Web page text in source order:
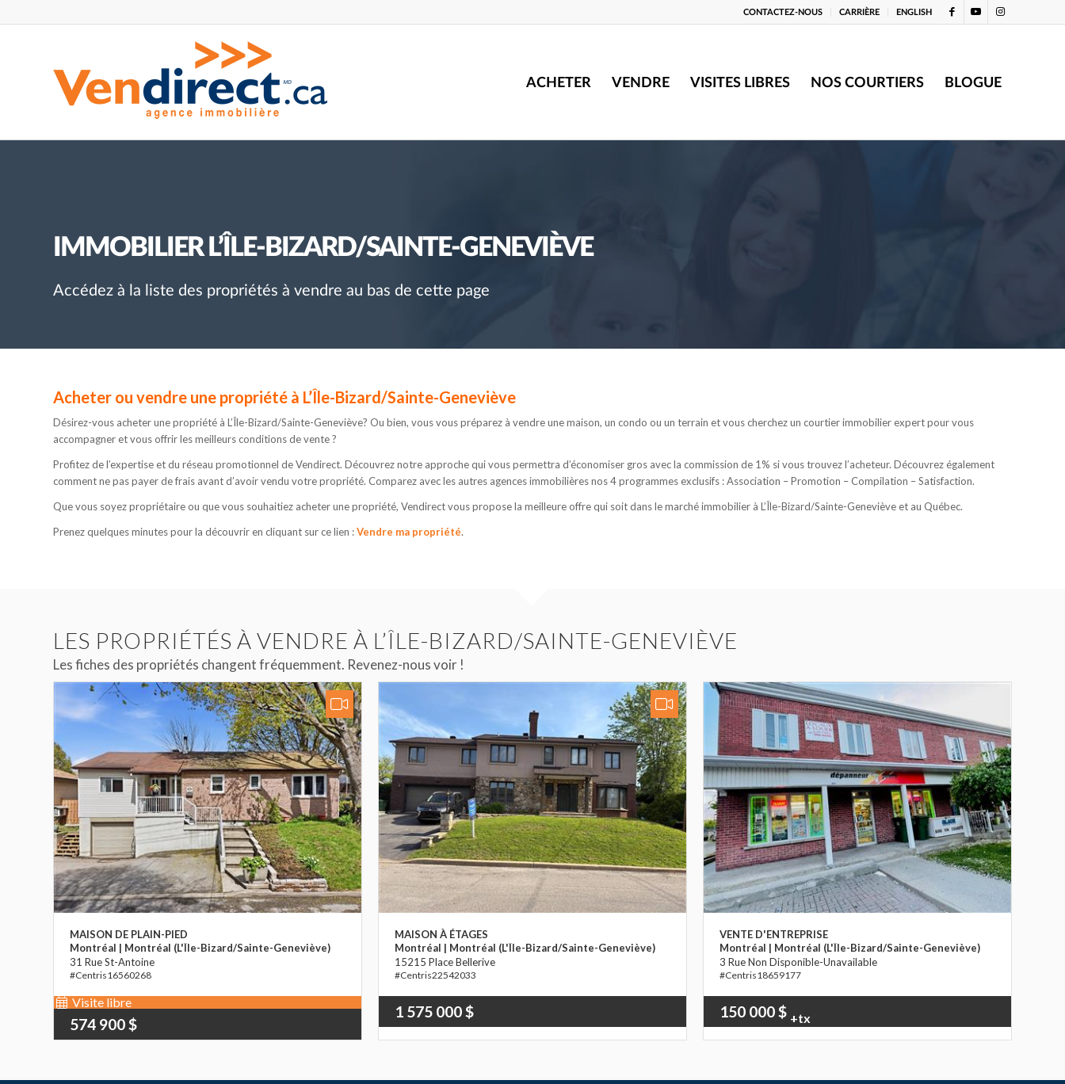
CONTACTEZ-NOUS CARRIÈRE ENGLISH
ACHETER VENDRE VISITES LIBRES NOS COURTIERS BLOGUE
IMMOBILIER L’ÎLE-BIZARD/SAINTE-GENEVIÈVE
Accédez à la liste des propriétés à vendre au bas de cette page
Acheter ou vendre une propriété à L’Île-Bizard/Sainte-Geneviève
Désirez-vous acheter une propriété à L’Île-Bizard/Sainte-Geneviève? Ou bien, vous vous préparez à vendre une maison, un condo ou un terrain et vous cherchez un courtier immobilier expert pour vous
accompagner et vous offrir les meilleurs conditions de vente ?
Profitez de l’expertise et du réseau promotionnel de Vendirect. Découvrez notre approche qui vous permettra d’économiser gros avec la commission de 1% si vous trouvez l’acheteur. Découvrez également
comment ne pas payer de frais avant d’avoir vendu votre propriété. Comparez avec les autres agences immobilières nos 4 programmes exclusifs : Association – Promotion – Compilation – Satisfaction.
Que vous soyez propriétaire ou que vous souhaitiez acheter une propriété, Vendirect vous propose la meilleure offre qui soit dans le marché immobilier à L’Île-Bizard/Sainte-Geneviève et au Québec.
Prenez quelques minutes pour la découvrir en cliquant sur ce lien :Vendre ma propriété.
LES PROPRIÉTÉS À VENDRE À L’ÎLE-BIZARD/SAINTE-GENEVIÈVE
Les fiches des propriétés changent fréquemment. Revenez-nous voir !
MAISON DE PLAIN-PIED
Montréal | Montréal (L'Île-Bizard/Sainte-Geneviève)
31 Rue St-Antoine
16560268
Visite libre
574 900 $
MAISON À ÉTAGES
Montréal | Montréal (L'Île-Bizard/Sainte-Geneviève)
15215 Place Bellerive
22542033
1 575 000 $
VENTE D'ENTREPRISE
Montréal | Montréal (L'Île-Bizard/Sainte-Geneviève)
3 Rue Non Disponible-Unavailable
18659177
150 000 $ +tx